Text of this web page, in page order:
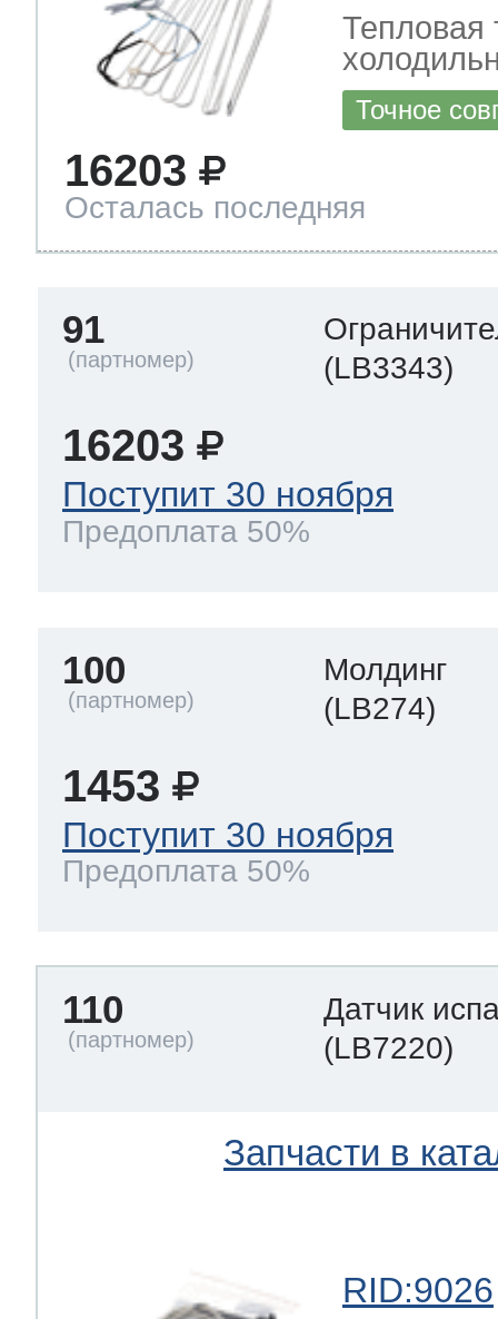
Тепловая
Точное
16203
Осталась последняя
91
(LB3343)
16203
Поступит 30 ноября
Предоплата 50%
100
Молдинг
(LB274)
1453
Поступит 30 ноября
Предоплата 50%
110
Датчик
(LB7220)
Запчасти в
RID:9026